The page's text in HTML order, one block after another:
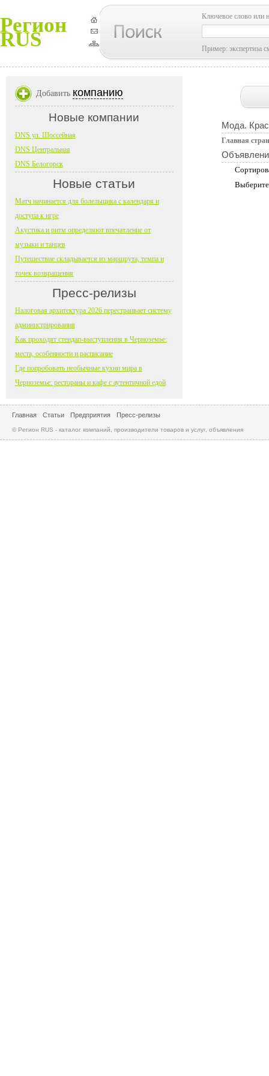
Регион
RUS
Ключевое слово или
Пример: экспертиза
Мода.
Главная
Добавить компанию
Новые компании
DNS ул. Шоссейная
DNS Центральная
DNS Белогорск
Новые статьи
Матч начинается для болельщика с календаря и
доступа к игре
Акустика и ритм определяют впечатление от
музыки и танцев
Путешествие складывается из маршрута, темпа и
точек возвращения
Пресс-релизы
Налоговая архитектура 2026 перестраивает систему
администрирования
Как проходят стендап-выступления в Черноземье:
места, особенности и расписание
Где попробовать необычные кухни мира в
Черноземье: рестораны и кафе с аутентичной едой
Главная Статьи Предприятия Пресс-релизы
© Регион RUS - каталог компаний, производители товаров и услуг, объявления